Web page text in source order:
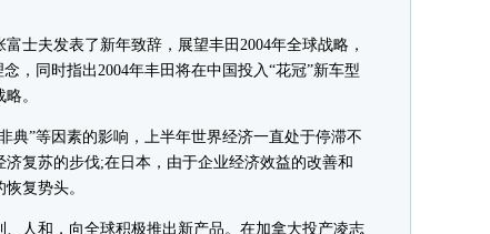
夫发表了新年致辞，展望丰田2004年全球战略，
，同时指出2004年丰田将在中国投入“花冠”新车型
。
”等因素的影响，上半年世界经济一直处于停滞不
复苏的步伐;在日本，由于企业经济效益的改善和
复势头。
人和，向全球积极推出新产品。在加拿大投产凌志